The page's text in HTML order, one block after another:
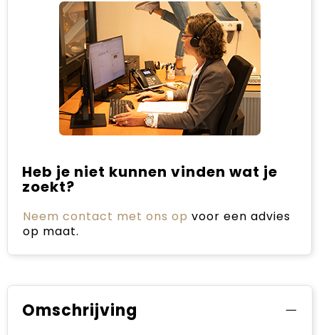
Heb je niet kunnen vinden wat je
zoekt?
Neem contact met ons op voor een advies
op maat.
Omschrijving